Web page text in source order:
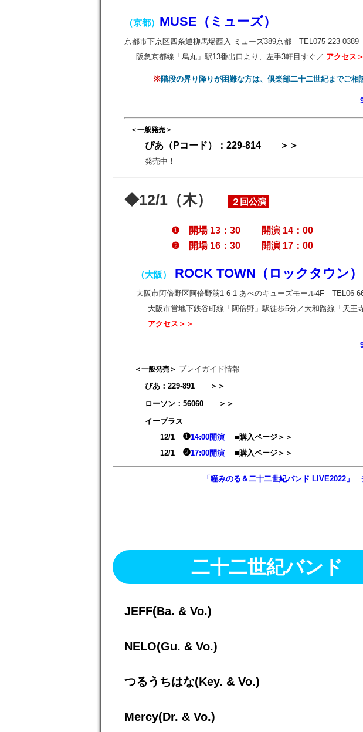
（京都） MUSE（ミューズ）
京都市下京区四条通柳馬場西入 ミューズ389京都 TEL075-223-0389
阪急京都線「烏丸」駅13番出口より、左手3軒目すぐ／ アクセス
※階段の昇り降りが困難な方は、倶楽部二十二世紀までご相
＜一般発売＞
ぴあ（Pコード）： 229-814 ＞＞
発売中！
◆12/1（木） ２回公演
❶ 開場 13：30 開演 14：00
❷ 開場 16：30 開演 17：00
（大阪） ROCK TOWN（ロックタウン）
大阪市阿倍野区阿倍野筋1-6-1 あべのキューズモール4F TEL06-
大阪市営地下鉄谷町線「阿倍野」駅徒歩5分／大和路線「天王
アクセス＞＞
＜一般発売＞ プレイガイド情報
ぴあ： 229-891 ＞＞
ローソン： 56060 ＞＞
イープラス
12/1 ❶14:00開演 ■購入ページ＞＞
12/1 ❷17:00開演 ■購入ページ＞＞
「瞳みのる＆二十二世紀バンド LIVE2022」
二十二世紀バンド
JEFF(Ba. & Vo.)
NELO(Gu. & Vo.)
つるうちはな(Key. & Vo.)
Mercy(Dr. & Vo.)